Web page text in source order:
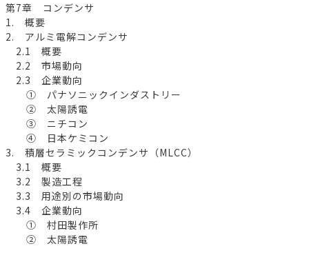
第7章 コンデンサ
1. 概要
2. アルミ電解コンデンサ
2.1 概要
2.2 市場動向
2.3 企業動向
① パナソニックインダストリー
② 太陽誘電
③ ニチコン
④ 日本ケミコン
3. 積層セラミックコンデンサ（MLCC）
3.1 概要
3.2 製造工程
3.3 用途別の市場動向
3.4 企業動向
① 村田製作所
② 太陽誘電